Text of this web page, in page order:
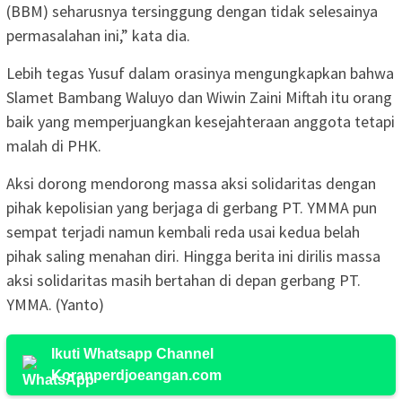
(BBM) seharusnya tersinggung dengan tidak selesainya
permasalahan ini,” kata dia.
Lebih tegas Yusuf dalam orasinya mengungkapkan bahwa
Slamet Bambang Waluyo dan Wiwin Zaini Miftah itu orang
baik yang memperjuangkan kesejahteraan anggota tetapi
malah di PHK.
Aksi dorong mendorong massa aksi solidaritas dengan
pihak kepolisian yang berjaga di gerbang PT. YMMA pun
sempat terjadi namun kembali reda usai kedua belah
pihak saling menahan diri. Hingga berita ini dirilis massa
aksi solidaritas masih bertahan di depan gerbang PT.
YMMA. (Yanto)
Ikuti Whatsapp Channel
Koranperdjoeangan.com